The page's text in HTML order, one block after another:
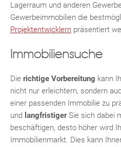
Lagerraum und anderen
Gewerbeimmobilien die
Projektentwicklern präsentiert
Immobiliensuche
Die richtige Vorbereitung kann
nicht nur erleichtern, sondern
einer passenden Immobilie zu
und langfristigerSie sich dabei
beschäftigen, desto höher wird
Immobilienmarkt. Dies kann